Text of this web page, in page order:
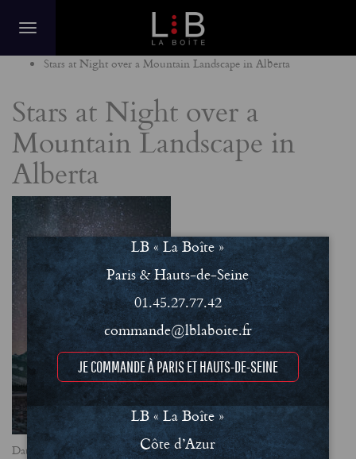
Stars at Night over a Mountain Landscape in Alberta
Stars at Night over a
Mountain Landscape in
Alberta
Date
LB « La Boîte »
Paris & Hauts-de-Seine
01.45.27.77.42
commande@lblaboite.fr
JE COMMANDE À PARIS ET HAUTS-DE-SEINE
LB « La Boîte »
Côte d’Azur